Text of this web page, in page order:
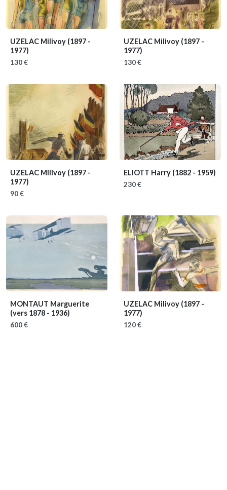
UZELAC Milivoy (1897 -
1977)
130 €
UZELAC Milivoy (1897 -
1977)
130 €
UZELAC Milivoy (1897 -
1977)
90 €
ELIOTT Harry (1882 - 1959)
230 €
MONTAUT Marguerite
(vers 1878 - 1936)
600 €
UZELAC Milivoy (1897 -
1977)
120 €